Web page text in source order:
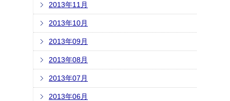
2013年11月
2013年10月
2013年09月
2013年08月
2013年07月
2013年06月